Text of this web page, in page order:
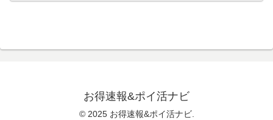
お得速報&ポイ活ナビ
© 2025 お得速報&ポイ活ナビ.